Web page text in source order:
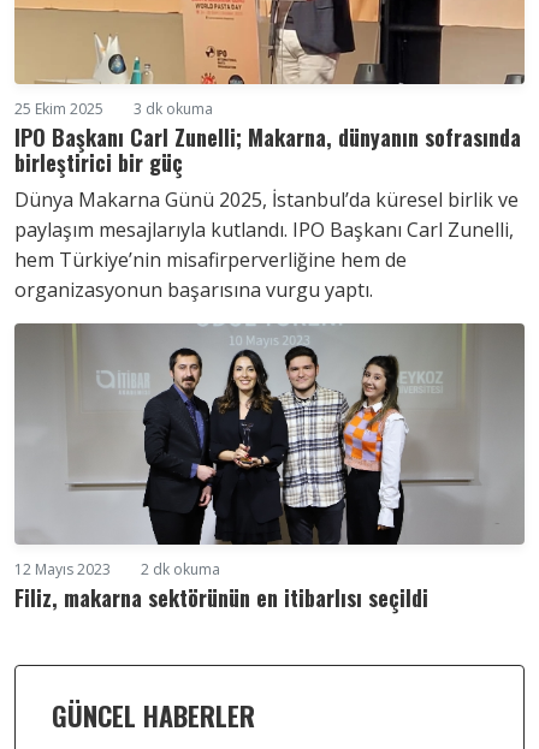
25 Ekim 2025 3 dk okuma
IPO Başkanı Carl Zunelli; Makarna, dünyanın sofrasında
birleştirici bir güç
Dünya Makarna Günü 2025, İstanbul’da küresel birlik ve
paylaşım mesajlarıyla kutlandı. IPO Başkanı Carl Zunelli,
hem Türkiye’nin misafirperverliğine hem de
organizasyonun başarısına vurgu yaptı.
12 Mayıs 2023 2 dk okuma
Filiz, makarna sektörünün en itibarlısı seçildi
GÜNCEL HABERLER